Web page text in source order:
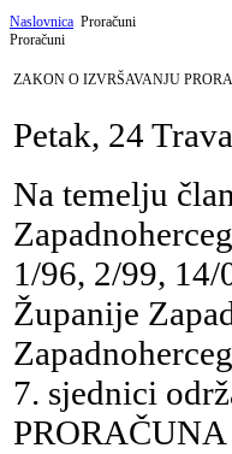
Naslovnica Proračuni
Proračuni
ZAKON O IZVRŠAVANJU
Petak, 24
Na temelju
1/96, 2/99,
Županije
7. sjednici